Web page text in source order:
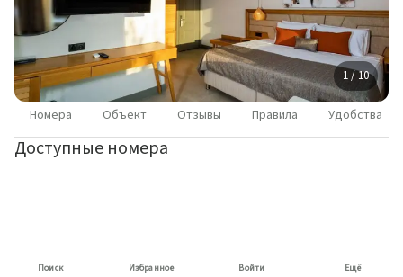
1 / 10
Номера Объект Отзывы Правила Удобства
Доступные номера
Поиск Избранное Войти Ещё